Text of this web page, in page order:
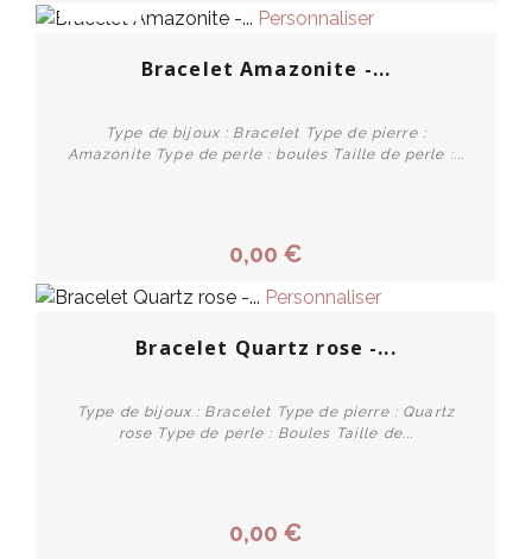
Personnaliser
Bracelet Amazonite -...
Type de bijoux : Bracelet Type de pierre :
Amazonite Type de perle : boules Taille de perle :...
0,00 €
Personnaliser
Bracelet Quartz rose -...
Type de bijoux : Bracelet Type de pierre : Quartz
rose Type de perle : Boules Taille de...
0,00 €